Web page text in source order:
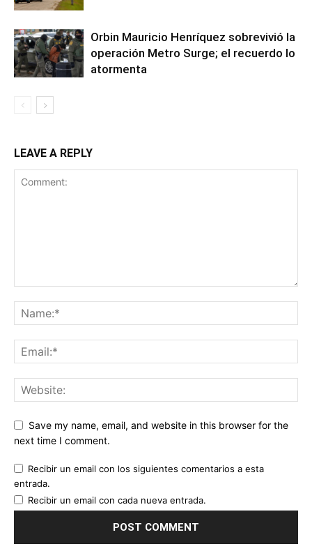
Orbin Mauricio Henríquez sobrevivió la
operación Metro Surge; el recuerdo lo
atormenta
LEAVE A REPLY
Save my name, email, and website in this browser for the
next time I comment.
Recibir un email con los siguientes comentarios a esta
entrada.
Recibir un email con cada nueva entrada.